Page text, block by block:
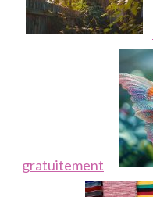
gratuitement